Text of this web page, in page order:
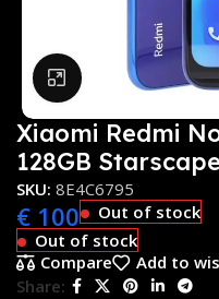
Click to enlarge
Xiaomi Redmi
128GB
SKU: 8E4C6795
€ 100
Out of stock
Out of stock
Compare
Add to
Share: